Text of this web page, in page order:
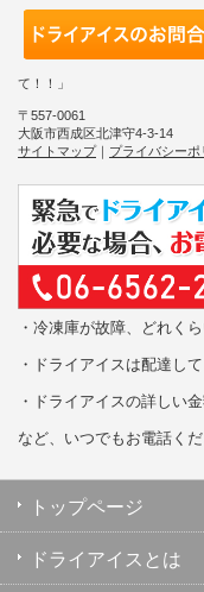
て！！」
〒557-0061
大阪市西成区北津守4-3-14
サイトマップ｜ プライバシーポ
・冷凍庫が故障、どれく
・ドライアイスは配達し
・ドライアイスの詳しい
など、いつでもお電話く
トップページ
ドライアイスとは